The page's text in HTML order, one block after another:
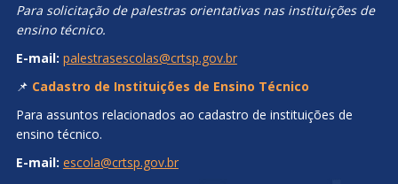
Para solicitação de palestras orientativas nas instituições de
ensino técnico.
E-mail: palestrasescolas@crtsp.gov.br
📌 Cadastro de Instituições de Ensino Técnico
Para assuntos relacionados ao cadastro de instituições de
ensino técnico.
E-mail: escola@crtsp.gov.br